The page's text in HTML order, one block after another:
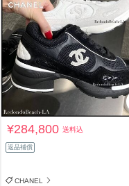
¥284,800送料込
返品補償
CHANEL